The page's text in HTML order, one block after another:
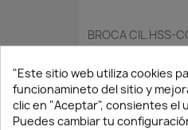
BROCA CIL.HSS-
"Este sitio web utiliza cookies
funcionamineto del sitio y
clic en "Aceptar", consientes el
Puedes cambiar tu